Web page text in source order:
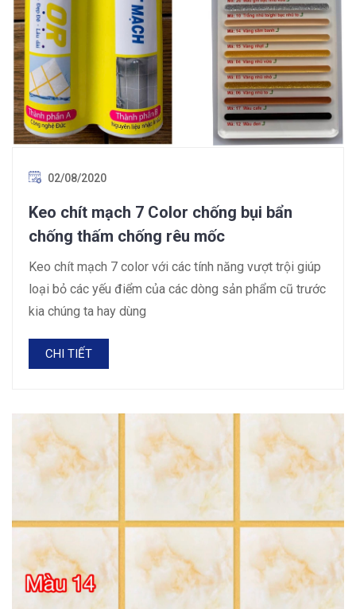
02/08/2020
Keo chít mạch 7 Color chống bụi bẩn
chống thấm chống rêu mốc
Keo chít mạch 7 color với các tính năng vượt trội giúp
loại bỏ các yếu điểm của các dòng sản phẩm cũ trước
kia chúng ta hay dùng
CHI TIẾT